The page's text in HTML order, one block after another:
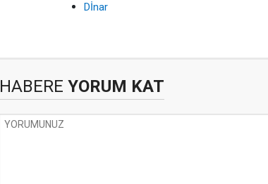
Dİnar
HABERE YORUM KAT